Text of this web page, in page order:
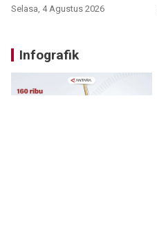
Selasa, 4 Agustus 2026
Infografik